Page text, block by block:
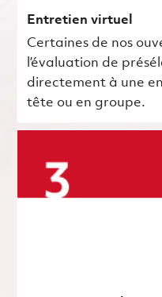
Entretien virtuel
Certaines de nos
l’évaluation de
directement à une
tête ou en groupe.